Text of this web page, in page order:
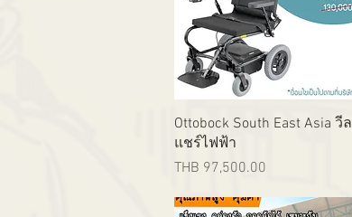
Quick View
Ottobock South East Asia วีล
แชร์ไฟฟ้า
Price
THB 97,500.00